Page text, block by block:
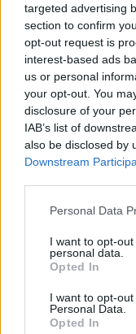
targeted advertising
section to confirm
opt-out request is
interest-based ads
us or personal
your opt-out. You
disclosure of your
IAB’s list of
also be disclosed by
Downstream
Personal Data
I want to opt-
personal data.
Opted In
I want to opt-
Personal Data.
Opted In